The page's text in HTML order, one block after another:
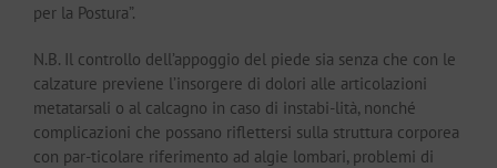
per la Postura”.
N.B. Il controllo dell’appoggio del piede sia senza che con le
calzature previene l’insorgere di dolori alle articolazioni
metatarsali o al calcagno in caso di instabi-lità, nonché
complicazioni che possano riflettersi sulla struttura corporea
con par-ticolare riferimento ad algie lombari, problemi di